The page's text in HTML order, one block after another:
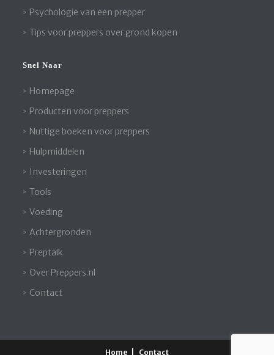
Psychologie van een prepper
Tips voor preppers over grond kopen
Snel Naar
Homepage
Producten voor preppers
Nuttige boeken voor preppers
Hulpmiddelen
Investeringen
Tools
Voeding
Achtergronden
Preptalk
Over Preppers.nl
Contact
Home Contact